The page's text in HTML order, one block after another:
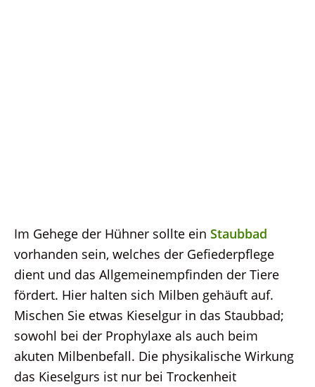
Im Gehege der Hühner sollte ein Staubbad
vorhanden sein, welches der Gefiederpflege
dient und das Allgemeinempfinden der Tiere
fördert. Hier halten sich Milben gehäuft auf.
Mischen Sie etwas Kieselgur in das Staubbad;
sowohl bei der Prophylaxe als auch beim
akuten Milbenbefall. Die physikalische Wirkung
das Kieselgurs ist nur bei Trockenheit